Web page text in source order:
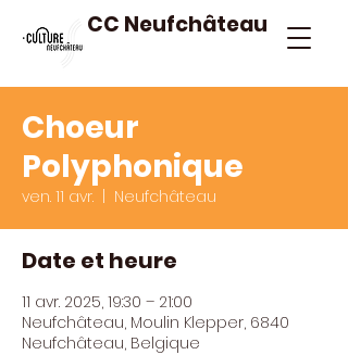
CC Neufchâteau
Choeur
Polyphonique
ven. 11 avr. Neufchâteau
Date et heure
11 avr. 2025, 19:30 – 21:00
Neufchâteau, Moulin Klepper, 6840
Neufchâteau, Belgique